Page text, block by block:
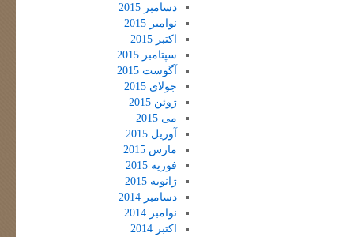
دسامبر 2015
نوامبر 2015
اکتبر 2015
سپتامبر 2015
آگوست 2015
جولای 2015
ژوئن 2015
می 2015
آوریل 2015
مارس 2015
فوریه 2015
ژانویه 2015
دسامبر 2014
نوامبر 2014
اکتبر 2014